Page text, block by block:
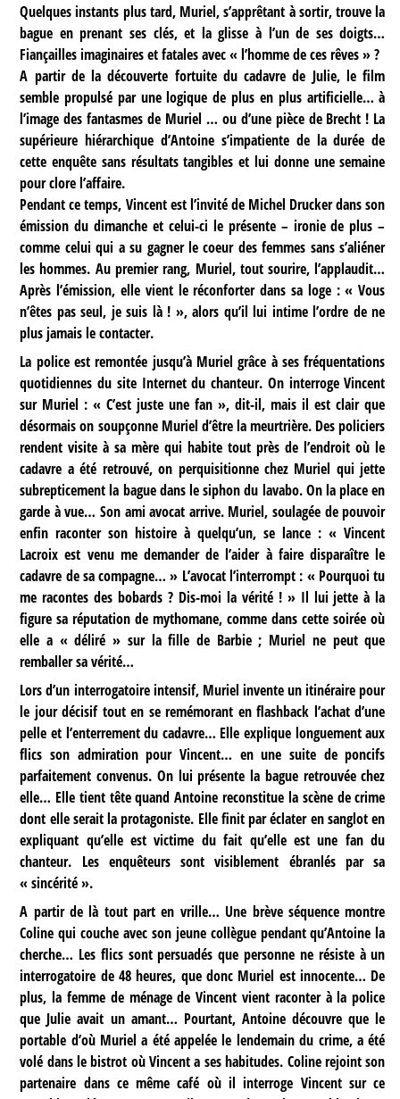
Quelques instants plus tard, Muriel, s’apprêtant à sortir, trouve la
bague en prenant ses clés, et la glisse à l’un de ses doigts…
Fiançailles imaginaires et fatales avec « l’homme de ces rêves » ?
A partir de la découverte fortuite du cadavre de Julie, le film
semble propulsé par une logique de plus en plus artificielle… à
l’image des fantasmes de Muriel … ou d’une pièce de Brecht ! La
supérieure hiérarchique d’Antoine s’impatiente de la durée de
cette enquête sans résultats tangibles et lui donne une semaine
pour clore l’affaire.
Pendant ce temps, Vincent est l’invité de Michel Drucker dans son
émission du dimanche et celui-ci le présente – ironie de plus –
comme celui qui a su gagner le coeur des femmes sans s’aliéner
les hommes. Au premier rang, Muriel, tout sourire, l’applaudit…
Après l’émission, elle vient le réconforter dans sa loge : « Vous
n’êtes pas seul, je suis là ! », alors qu’il lui intime l’ordre de ne
plus jamais le contacter.
La police est remontée jusqu’à Muriel grâce à ses fréquentations
quotidiennes du site Internet du chanteur. On interroge Vincent
sur Muriel : « C’est juste une fan », dit-il, mais il est clair que
désormais on soupçonne Muriel d’être la meurtrière. Des policiers
rendent visite à sa mère qui habite tout près de l’endroit où le
cadavre a été retrouvé, on perquisitionne chez Muriel qui jette
subrepticement la bague dans le siphon du lavabo. On la place en
garde à vue… Son ami avocat arrive. Muriel, soulagée de pouvoir
enfin raconter son histoire à quelqu’un, se lance : « Vincent
Lacroix est venu me demander de l’aider à faire disparaître le
cadavre de sa compagne… » L’avocat l’interrompt : « Pourquoi tu
me racontes des bobards ? Dis-moi la vérité ! » Il lui jette à la
figure sa réputation de mythomane, comme dans cette soirée où
elle a « déliré » sur la fille de Barbie ; Muriel ne peut que
remballer sa vérité…
Lors d’un interrogatoire intensif, Muriel invente un itinéraire pour
le jour décisif tout en se remémorant en flashback l’achat d’une
pelle et l’enterrement du cadavre… Elle explique longuement aux
flics son admiration pour Vincent… en une suite de poncifs
parfaitement convenus. On lui présente la bague retrouvée chez
elle… Elle tient tête quand Antoine reconstitue la scène de crime
dont elle serait la protagoniste. Elle finit par éclater en sanglot en
expliquant qu’elle est victime du fait qu’elle est une fan du
chanteur. Les enquêteurs sont visiblement ébranlés par sa
« sincérité ».
A partir de là tout part en vrille… Une brève séquence montre
Coline qui couche avec son jeune collègue pendant qu’Antoine la
cherche… Les flics sont persuadés que personne ne résiste à un
interrogatoire de 48 heures, que donc Muriel est innocente… De
plus, la femme de ménage de Vincent vient raconter à la police
que Julie avait un amant… Pourtant, Antoine découvre que le
portable d’où Muriel a été appelée le lendemain du crime, a été
volé dans le bistrot où Vincent a ses habitudes. Coline rejoint son
partenaire dans ce même café où il interroge Vincent sur ce